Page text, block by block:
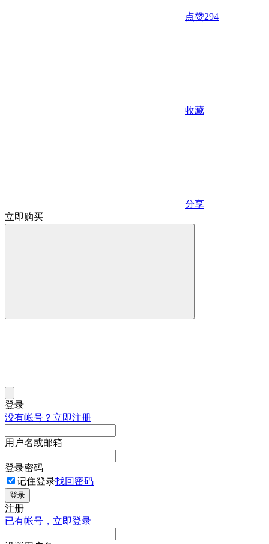
点赞294
收藏
分享
立即购买
登录
没有帐号？立即注册
用户名或邮箱
登录密码
记住登录找回密码
登录
注册
已有帐号，立即登录